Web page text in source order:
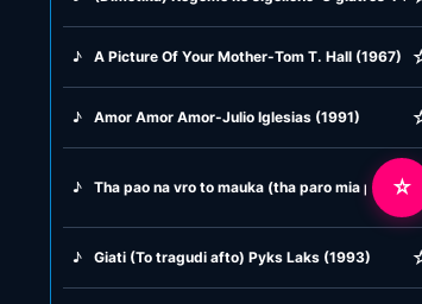
♪ A Picture Of Your Mother-Tom T. Hall (1967)
♪ Amor Amor Amor-Julio Iglesias (1991)
♪ Tha pao na vro to mauka (tha paro mia ☆
♪ Giati (To tragudi afto) Pyks Laks (1993)